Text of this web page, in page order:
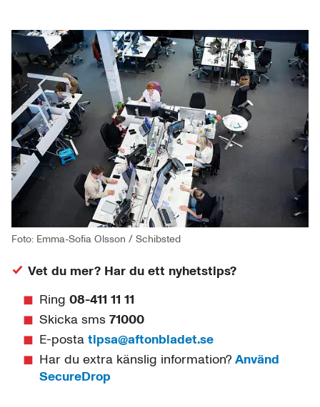
Foto: Emma-Sofia Olsson / Schibsted
Vet du mer? Har du ett nyhetstips?
Ring 08-411 11 11
Skicka sms 71000
E-posta tipsa@aftonbladet.se
Har du extra känslig information? Använd
SecureDrop